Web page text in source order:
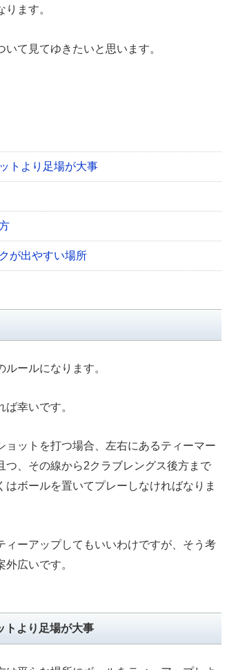
ます。
て見てゆきたいと思います。
トより足場が大事
が出やすい場所
ールになります。
幸いです。
ットを打つ場合、左右にあるティーマー
つ、その線から2クラブレングス後方まで
ボールを置いてプレーしなければなりま
ィーアップしてもいいわけですが、そう考
広いです。
トより足場が大事